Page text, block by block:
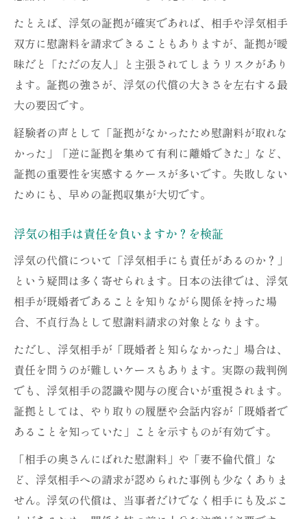
たとえば、浮気の証拠が確実であれば、相手や浮気相手
双方に慰謝料を請求できることもありますが、証拠が曖
昧だと「ただの友人」と主張されてしまうリスクがあり
ます。証拠の強さが、浮気の代償の大きさを左右する最
大の要因です。
経験者の声として「証拠がなかったため慰謝料が取れな
かった」「逆に証拠を集めて有利に離婚できた」など、
証拠の重要性を実感するケースが多いです。失敗しない
ためにも、早めの証拠収集が大切です。
浮気の相手は責任を負いますか？を検証
浮気の代償について「浮気相手にも責任があるのか？」
という疑問は多く寄せられます。日本の法律では、浮気
相手が既婚者であることを知りながら関係を持った場
合、不貞行為として慰謝料請求の対象となります。
ただし、浮気相手が「既婚者と知らなかった」場合は、
責任を問うのが難しいケースもあります。実際の裁判例
でも、浮気相手の認識や関与の度合いが重視されます。
証拠としては、やり取りの履歴や会話内容が「既婚者で
あることを知っていた」ことを示すものが有効です。
「相手の奥さんにばれた慰謝料」や「妻不倫代償」な
ど、浮気相手への請求が認められた事例も少なくありま
せん。浮気の代償は、当事者だけでなく相手にも及ぶこ